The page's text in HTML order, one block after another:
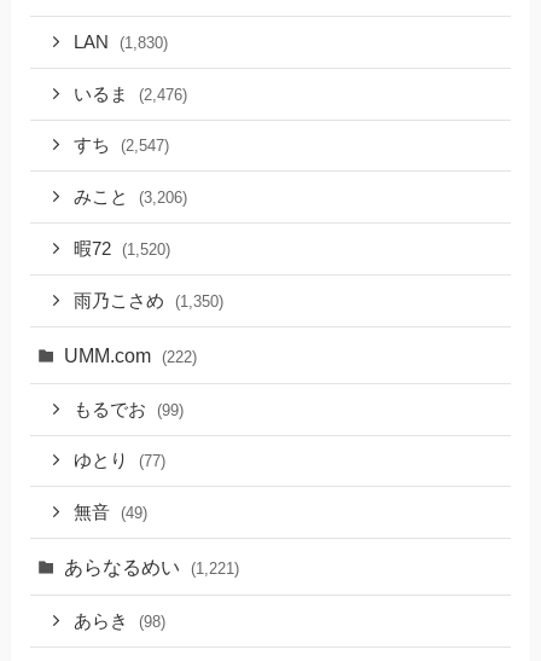
LAN (1,830)
いるま (2,476)
すち (2,547)
みこと (3,206)
暇72 (1,520)
雨乃こさめ (1,350)
UMM.com (222)
もるでお (99)
ゆとり (77)
無音 (49)
あらなるめい (1,221)
あらき (98)